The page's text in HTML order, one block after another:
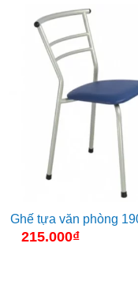
Ghế tựa văn phòng
215.000₫